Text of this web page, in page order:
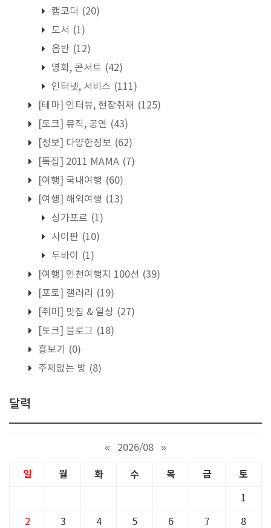
캠코더 (20)
도서 (1)
음반 (12)
영화, 콘서트 (42)
인터넷, 서비스 (111)
[테마] 인터뷰, 현장취재 (125)
[토크] 뮤직, 공연 (43)
[정보] 다양한정보 (62)
[특집] 2011 MAMA (7)
[여행] 국내여행 (60)
[여행] 해외여행 (13)
싱가포르 (1)
사이판 (10)
두바이
(1)
[여행] 인천여행지 100선 (39)
[포토] 갤러리
(19)
[취미] 맛집 & 일상 (27)
[토크] 블로그 (18)
흉보기
(0)
주제없는 방 (8)
달력
« 2026/08 »
일 월 화 수 목 금 토
1
2 3 4 5 6 7 8